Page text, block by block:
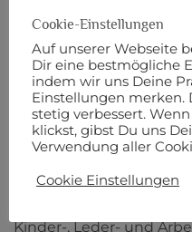
Robust, dekorativ und
kaufen Sie den Stick-
Nähgarnen. Der
wunderbar zu
seine extra starke und
Beschaffenheit auch
Besonders auf stark
Kinder-, Leder- und
Cookie-Einstellungen
Auf unserer Webseite
Dir eine bestmögliche
indem wir uns Deine
Einstellungen merken.
stetig verbessert.
klickst, gibst Du uns
Verwendung aller
Cookie Einstellungen